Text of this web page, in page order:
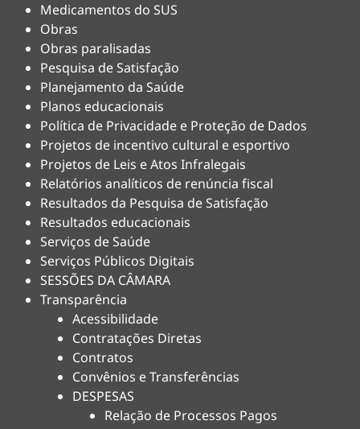
Medicamentos do SUS
Obras
Obras paralisadas
Pesquisa de Satisfação
Planejamento da Saúde
Planos educacionais
Política de Privacidade e Proteção de Dados
Projetos de incentivo cultural e esportivo
Projetos de Leis e Atos Infralegais
Relatórios analíticos de renúncia fiscal
Resultados da Pesquisa de Satisfação
Resultados educacionais
Serviços de Saúde
Serviços Públicos Digitais
SESSÕES DA CÂMARA
Transparência
Acessibilidade
Contratações Diretas
Contratos
Convênios e Transferências
DESPESAS
Relação de Processos Pagos